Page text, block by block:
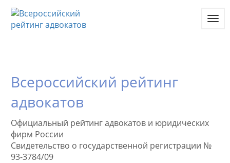
Всероссийский рейтинг
адвокатов
Официальный рейтинг адвокатов и юридических
фирм России
Свидетельство о государственной регистрации №
93-3784/09